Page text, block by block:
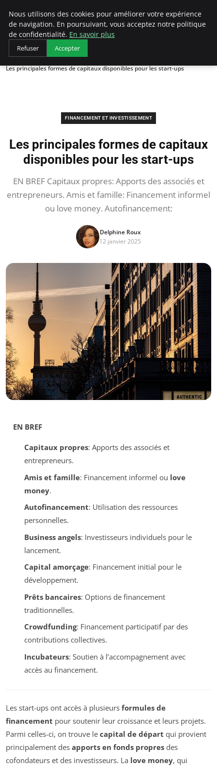
LECFCM
Accueil
Financement et investissement
Les principales formes de capitaux disponibles pour les start-ups
FINANCEMENT ET INVESTISSEMENT
Les principales formes de capitaux
disponibles pour les start-ups
EN BREF Capitaux propres: Apports des associés et
entrepreneurs. Amis et famille: Financement informel
ou love money. Autofinancement:
Delphine Roux
12 janvier 2025
EN BREF
Capitaux propres: Apports des associés et
entrepreneurs.
Amis et famille: Financement informel ou love
money.
Autofinancement: Utilisation des ressources
personnelles.
Business angels: Investisseurs individuels pour le
lancement.
Capital amorçage: Financement initial pour le
développement.
Prêts bancaires: Options de financement
traditionnelles.
Crowdfunding: Financement participatif par des
contributions collectives.
Incubateurs: Soutien à l’accompagnement avec
accès au financement.
Les start-ups ont accès à plusieurs formules de
financement pour soutenir leur croissance et leurs projets.
Parmi celles-ci, on trouve le capital de départ qui provient
principalement des apports en fonds propres des
cofondateurs et des investisseurs. La love money, qui
Nous utilisons des cookies pour améliorer votre expérience
de navigation. En poursuivant, vous acceptez notre politique
de confidentialité. En savoir plus
Refuser Accepter